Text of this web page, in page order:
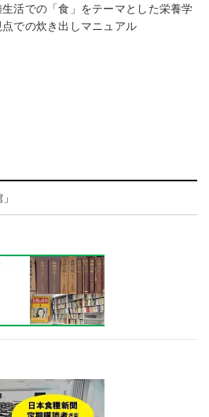
活での「食」をテーマとした栄養学
点での炊き出しマニュアル